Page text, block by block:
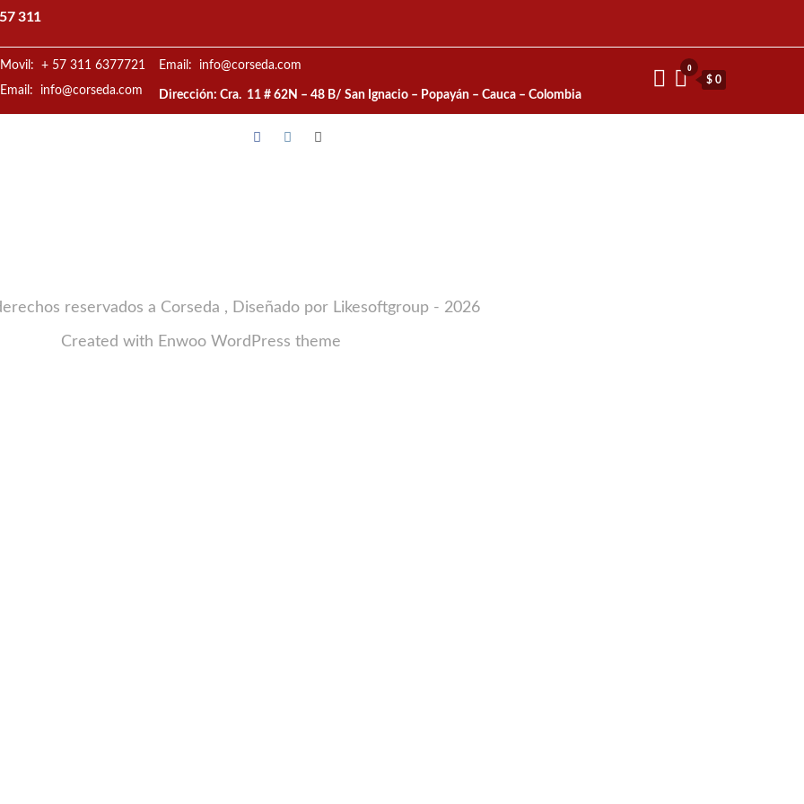
311
Movil: + 57 311 6377721
Email: info@corseda.com
Email: info@corseda.com
Dirección: Cra. 11 # 62N – 48 B/ San Ignacio – Popayán – Cauca – Colombia
0
$ 0
reservados a Corseda , Diseñado por Likesoftgroup - 2026
Created with Enwoo WordPress theme